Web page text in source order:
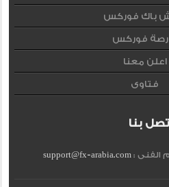
باك فوركس
فوركس
اعلن معنا
فتاوى
بنا
الفنى :support@fx-arabia.com